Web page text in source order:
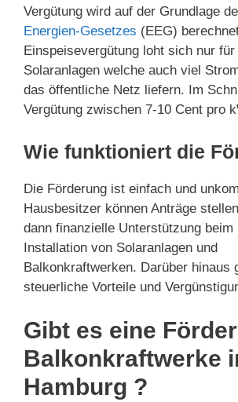
Vergütung wird auf der Grundlage
Energien-Gesetzes (EEG)
Einspeisevergütung loht sich nur
Solaranlagen welche auch viel
das öffentliche Netz liefern. Im
Vergütung zwischen 7-10 Cent pro
Wie funktioniert die
Die Förderung ist einfach und
Hausbesitzer können Anträge
dann finanzielle Unterstützung beim
Installation von Solaranlagen und
Balkonkraftwerken. Darüber hinaus
steuerliche Vorteile und
Gibt es eine
Balkonkraftwerke
Hamburg ?